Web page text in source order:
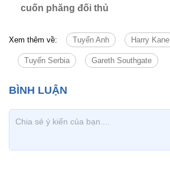
cuốn phăng đối thủ
Xem thêm về: Tuyển Anh Harry Kane
Tuyển Serbia Gareth Southgate